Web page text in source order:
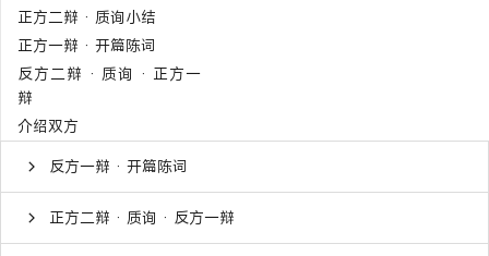
正方二辩 · 质询小结
正方一辩 · 开篇陈词
反方二辩 · 质询 · 正方一
辩
介绍双方
反方一辩 · 开篇陈词
正方二辩 · 质询 · 反方一辩